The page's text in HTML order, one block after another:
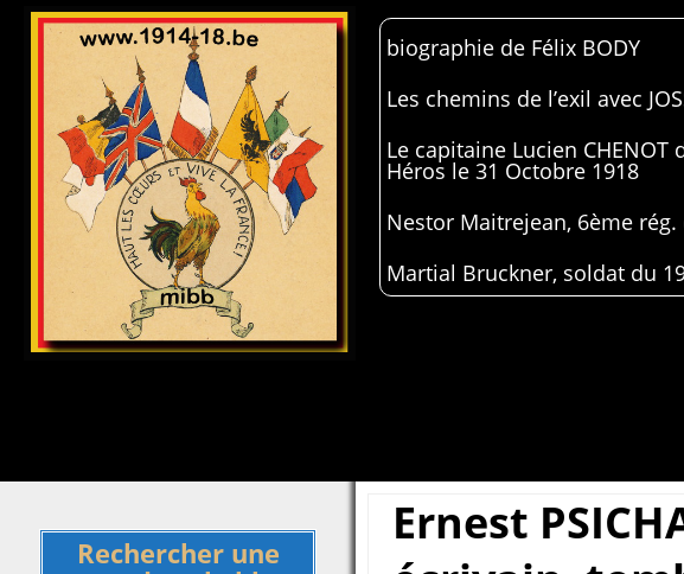
biographie de Félix BODY
Les chemins de l’exil avec
Le capitaine Lucien
Héros le 31 Octobre 1918
Nestor Maitrejean, 6ème rég.
Martial Bruckner, soldat du
Rechercher une
Ernest